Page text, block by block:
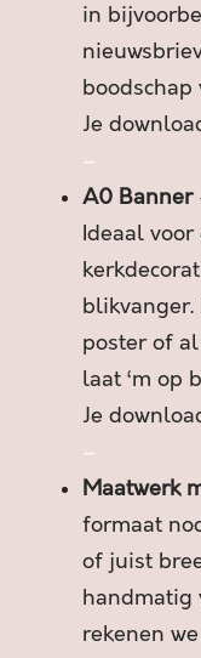
D
!
a
n
t
a
in
boodschap
Je
–
A0 Banner
Ideaal
blikvanger.
poster of
laat ‘m op
Je
–
Maatwerk
formaat
of juist
handmatig
rekenen